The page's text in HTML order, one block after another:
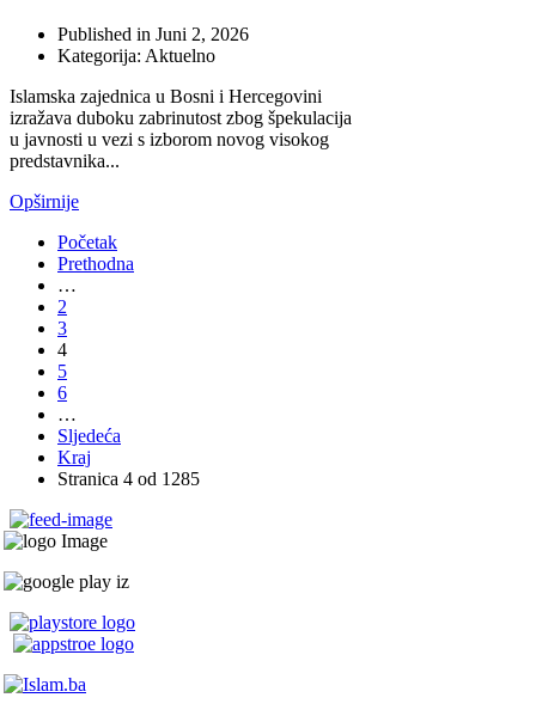
Published in Juni 2, 2026
Kategorija: Aktuelno
Islamska zajednica u Bosni i Hercegovini
izražava duboku zabrinutost zbog špekulacija
u javnosti u vezi s izborom novog visokog
predstavnika...
Opširnije
Početak
Prethodna
…
2
3
4
5
6
…
Sljedeća
Kraj
Stranica 4 od 1285